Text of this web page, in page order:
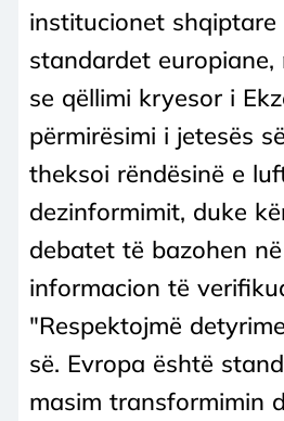
institucionet shqiptare
standardet europiane,
se qëllimi kryesor i
përmirësimi i jetesës
theksoi rëndësinë e
dezinformimit, duke
debatet të bazohen
informacion të
"Respektojmë
së. Evropa është
masim transformimin